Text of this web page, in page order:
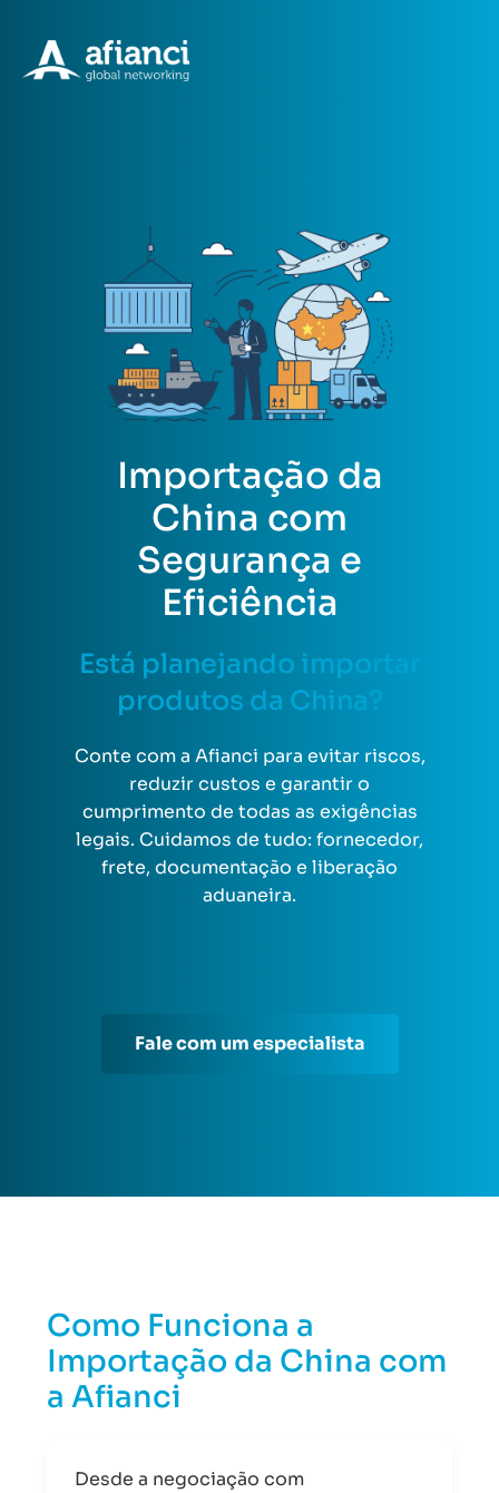
Importação da
China com
Segurança e
Eficiência
Está planejando importar
produtos da China?
Conte com a Afianci para evitar riscos,
reduzir custos e garantir o
cumprimento de todas as exigências
legais. Cuidamos de tudo: fornecedor,
frete, documentação e liberação
aduaneira.
Fale com um especialista
Como Funciona a
Importação da China com
a Afianci
Desde a negociação com